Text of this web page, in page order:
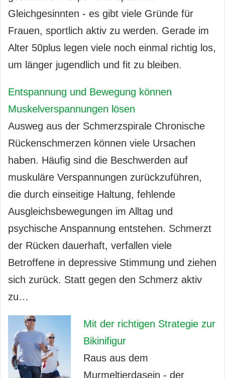
Gleichgesinnten - es gibt viele Gründe für
Frauen, sportlich aktiv zu werden. Gerade im
Alter 50plus legen viele noch einmal richtig los,
um länger jugendlich und fit zu bleiben.
Entspannung und Bewegung können
Muskelverspannungen lösen
Ausweg aus der Schmerzspirale Chronische
Rückenschmerzen können viele Ursachen
haben. Häufig sind die Beschwerden auf
muskuläre Verspannungen zurückzuführen,
die durch einseitige Haltung, fehlende
Ausgleichsbewegungen im Alltag und
psychische Anspannung entstehen. Schmerzt
der Rücken dauerhaft, verfallen viele
Betroffene in depressive Stimmung und ziehen
sich zurück. Statt gegen den Schmerz aktiv
zu…
Mit der richtigen Strategie zur
Bikinifigur
Raus aus dem
Murmeltierdasein - der